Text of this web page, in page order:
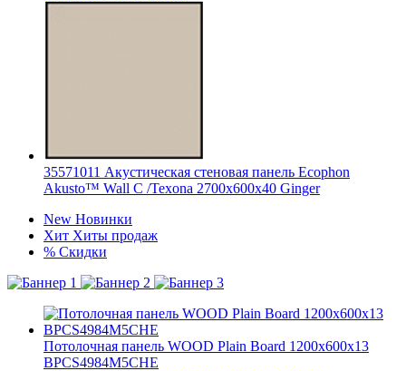
35571011 Акустическая стеновая панель Ecophon
Akusto™ Wall C /Texona 2700x600x40 Ginger
New Новинки
Хит Хиты продаж
% Скидки
Потолочная панель WOOD Plain Board 1200x600x13
BPCS4984M5CHE